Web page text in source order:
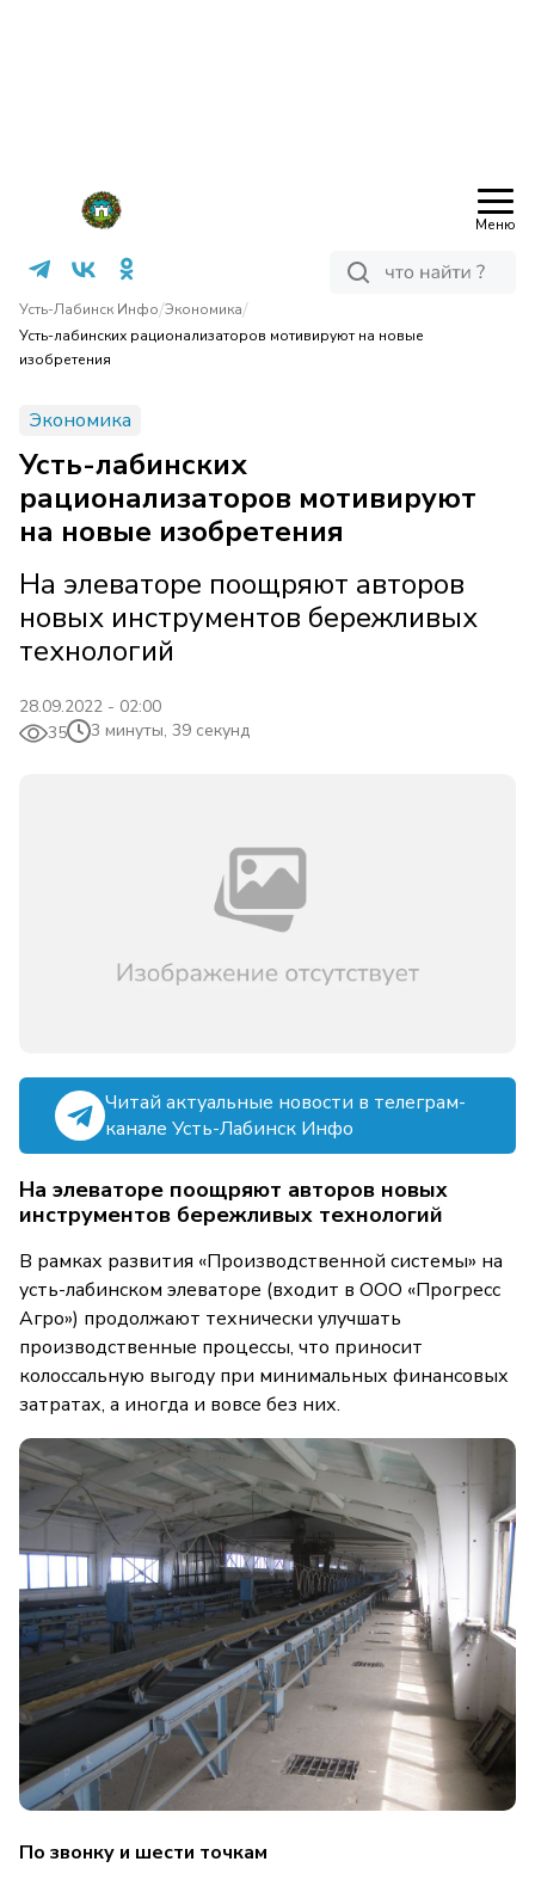
Меню
Усть-Лабинск Инфо/Экономика/
Усть-лабинских рационализаторов мотивируют на новые
изобретения
Экономика
Усть-лабинских
рационализаторов мотивируют
на новые изобретения
На элеваторе поощряют авторов
новых инструментов бережливых
технологий
28.09.2022 - 02:00
35
3 минуты, 39 секунд
Читай актуальные новости в телеграм-
канале Усть-Лабинск Инфо
На элеваторе поощряют авторов новых
инструментов бережливых технологий
В рамках развития «Производственной системы» на
усть-лабинском элеваторе (входит в ООО «Прогресс
Агро») продолжают технически улучшать
производственные процессы, что приносит
колоссальную выгоду при минимальных финансовых
затратах, а иногда и вовсе без них.
По звонку и шести точкам